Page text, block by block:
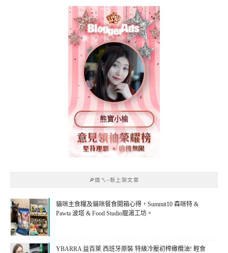
熊寶小榆
🔎燒ㄟ~新上架文章
貓咪主食糧及貓咪餐食開箱心得，Summit10 森咪特 &
Pawta 波塔 & Food Studio寵湯工坊。
YBARRA 益百萊 西班牙原裝 特級冷壓初榨橄欖油! 輕食